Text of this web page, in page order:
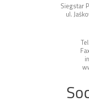
Siegstar
ul.